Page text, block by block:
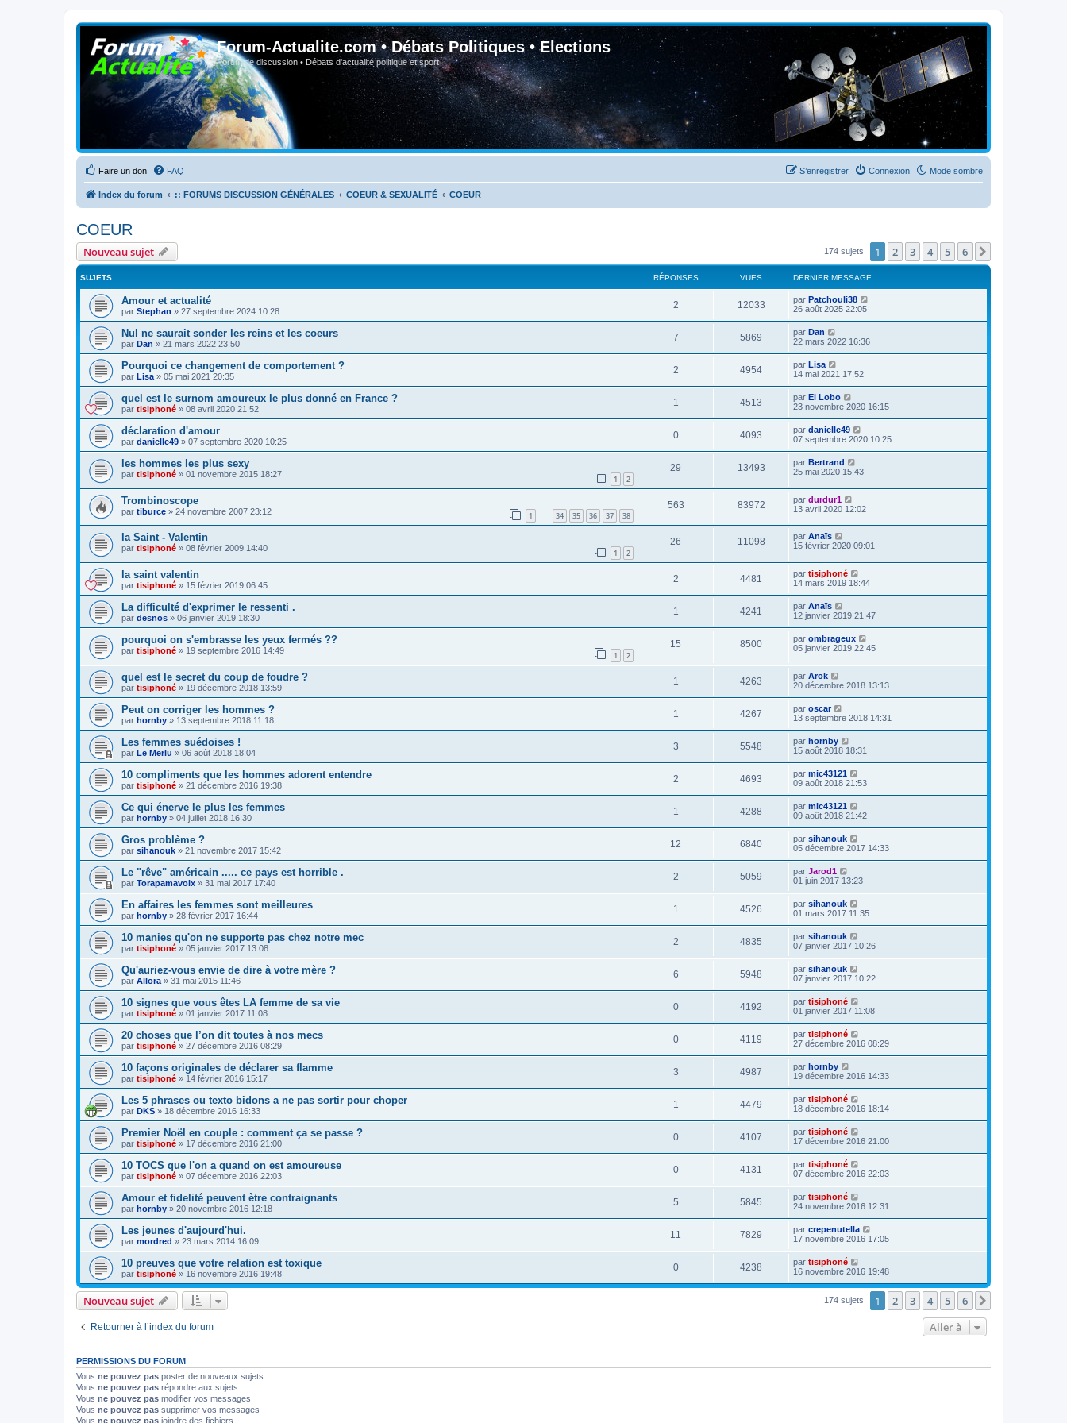
Forum-Actualite.com • Débats Politiques • Elections
Forum de discussion • Débats d'actualité politique et sport
Faire un don Mode sombre
FAQ Connexion
S’enregistrer
Index du forum :: FORUMS DISCUSSION GÉNÉRALES COEUR & SEXUALITÉ COEUR
COEUR
Nouveau sujet 174 sujets 1 2 3 4 5 6
SUJETS RÉPONSES VUES DERNIER MESSAGE
Amour et actualité
par Stephan » 27 septembre 2024 10:28
2 12033 par Patchouli38
26 août 2025 22:05
Nul ne saurait sonder les reins et les coeurs
par Dan » 21 mars 2022 23:50
7 5869 par Dan
22 mars 2022 16:36
Pourquoi ce changement de comportement ?
par Lisa » 05 mai 2021 20:35
2 4954 par Lisa
14 mai 2021 17:52
quel est le surnom amoureux le plus donné en France ?
par tisiphoné » 08 avril 2020 21:52
1 4513 par El Lobo
23 novembre 2020 16:15
déclaration d'amour
par danielle49 » 07 septembre 2020 10:25
0 4093 par danielle49
07 septembre 2020 10:25
les hommes les plus sexy
par tisiphoné » 01 novembre 2015 18:27 1 2
29 13493 par Bertrand
25 mai 2020 15:43
Trombinoscope
par tiburce » 24 novembre 2007 23:12 1 34 35 36 37 38
563 83972 par durdur1
13 avril 2020 12:02
la Saint - Valentin
par tisiphoné » 08 février 2009 14:40 1 2
26 11098 par Anaïs
15 février 2020 09:01
la saint valentin
par tisiphoné » 15 février 2019 06:45
2 4481 par tisiphoné
14 mars 2019 18:44
La difficulté d'exprimer le ressenti .
par desnos » 06 janvier 2019 18:30
1 4241 par Anaïs
12 janvier 2019 21:47
pourquoi on s'embrasse les yeux fermés ??
par tisiphoné » 19 septembre 2016 14:49 1 2
15 8500 par ombrageux
05 janvier 2019 22:45
quel est le secret du coup de foudre ?
par tisiphoné » 19 décembre 2018 13:59
1 4263 par Arok
20 décembre 2018 13:13
Peut on corriger les hommes ?
par hornby » 13 septembre 2018 11:18
1 4267 par oscar
13 septembre 2018 14:31
Les femmes suédoises !
par Le Merlu » 06 août 2018 18:04
3 5548 par hornby
15 août 2018 18:31
10 compliments que les hommes adorent entendre
par tisiphoné » 21 décembre 2016 19:38
2 4693 par mic43121
09 août 2018 21:53
Ce qui énerve le plus les femmes
par hornby » 04 juillet 2018 16:30
1 4288 par mic43121
09 août 2018 21:42
Gros problème ?
par sihanouk » 21 novembre 2017 15:42
12 6840 par sihanouk
05 décembre 2017 14:33
Le "rêve" américain ..... ce pays est horrible .
par Torapamavoix » 31 mai 2017 17:40
2 5059 par Jarod1
01 juin 2017 13:23
En affaires les femmes sont meilleures
par hornby » 28 février 2017 16:44
1 4526 par sihanouk
01 mars 2017 11:35
10 manies qu'on ne supporte pas chez notre mec
par tisiphoné » 05 janvier 2017 13:08
2 4835 par sihanouk
07 janvier 2017 10:26
Qu'auriez-vous envie de dire à votre mère ?
par Allora » 31 mai 2015 11:46
6 5948 par sihanouk
07 janvier 2017 10:22
10 signes que vous êtes LA femme de sa vie
par tisiphoné » 01 janvier 2017 11:08
0 4192 par tisiphoné
01 janvier 2017 11:08
20 choses que l’on dit toutes à nos mecs
par tisiphoné » 27 décembre 2016 08:29
0 4119 par tisiphoné
27 décembre 2016 08:29
10 façons originales de déclarer sa flamme
par tisiphoné » 14 février 2016 15:17
3 4987 par hornby
19 décembre 2016 14:33
Les 5 phrases ou texto bidons a ne pas sortir pour choper
par DKS » 18 décembre 2016 16:33
1 4479 par tisiphoné
18 décembre 2016 18:14
Premier Noël en couple : comment ça se passe ?
par tisiphoné » 17 décembre 2016 21:00
0 4107 par tisiphoné
17 décembre 2016 21:00
10 TOCS que l'on a quand on est amoureuse
par tisiphoné » 07 décembre 2016 22:03
0 4131 par tisiphoné
07 décembre 2016 22:03
Amour et fidelité peuvent ètre contraignants
par hornby » 20 novembre 2016 12:18
5 5845 par tisiphoné
24 novembre 2016 12:31
Les jeunes d'aujourd'hui.
par mordred » 23 mars 2014 16:09
11 7829 par crepenutella
17 novembre 2016 17:05
10 preuves que votre relation est toxique
par tisiphoné » 16 novembre 2016 19:48
0 4238 par tisiphoné
16 novembre 2016 19:48
Nouveau sujet 174 sujets 1 2 3 4 5 6
Retourner à l’index du forum Aller à
PERMISSIONS DU FORUM
Vous ne pouvez pas poster de nouveaux sujets
Vous ne pouvez pas répondre aux sujets
Vous ne pouvez pas modifier vos messages
Vous ne pouvez pas supprimer vos messages
Vous ne pouvez pas joindre des fichiers